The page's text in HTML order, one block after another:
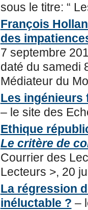
sous le titre: “
François
des
7 septembre
daté du samedi
Médiateur du
Les ingénieurs
– le site des
Ethique
Le critère de
Courrier des
Lecteurs >, 20
La régression
inéluctable ? –